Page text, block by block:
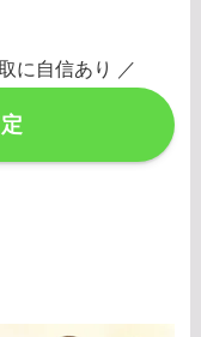
に自信あり ／